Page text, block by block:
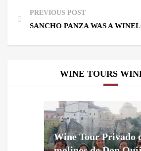
PREVIOUS POST
SANCHO PANZA WAS A
WINE TOURS
Wine Tour Privado